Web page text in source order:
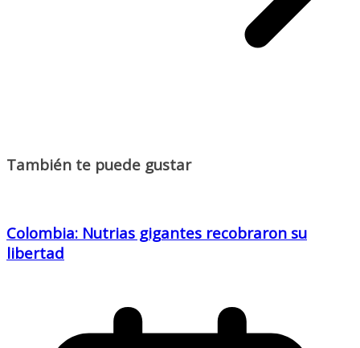
También te puede gustar
Colombia: Nutrias gigantes recobraron su
libertad